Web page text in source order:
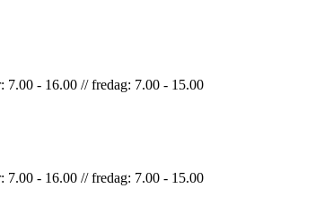
7.00 - 16.00 // fredag: 7.00 - 15.00
7.00 - 16.00 // fredag: 7.00 - 15.00